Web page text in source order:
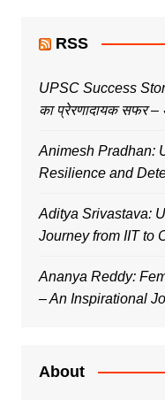
RSS
UPSC Success
का प्रेरणादायक सफर –
Animesh Pradhan:
Resilience and
Aditya Srivastava:
Journey from IIT to
Ananya Reddy:
– An Inspirational
About